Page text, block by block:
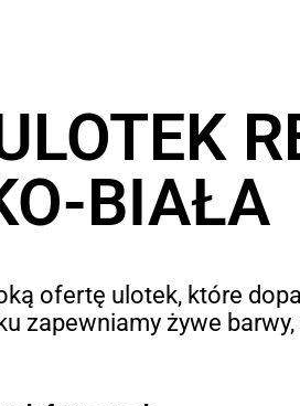
BIAŁA
ofertę ulotek, które
zapewniamy żywe